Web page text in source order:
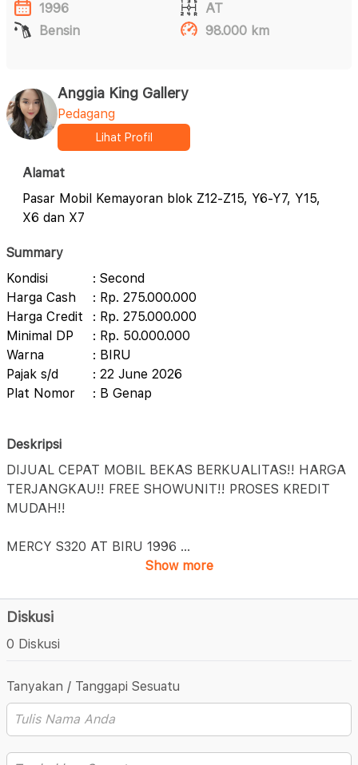
1996
AT
Bensin
98.000 km
Anggia King Gallery
Pedagang
Lihat Profil
Alamat
Pasar Mobil Kemayoran blok Z12-Z15, Y6-Y7, Y15,
X6 dan X7
Summary
Kondisi
: Second
Harga Cash
: Rp. 275.000.000
Harga Credit
: Rp. 275.000.000
Minimal DP
: Rp. 50.000.000
Warna
: BIRU
Pajak s/d
: 22 June 2026
Plat Nomor
: B Genap
Deskripsi
DIJUAL CEPAT MOBIL BEKAS BERKUALITAS!! HARGA
TERJANGKAU!! FREE SHOWUNIT!! PROSES KREDIT
MUDAH!!
MERCY S320 AT BIRU 1996 ...
Show more
Diskusi
0 Diskusi
Tanyakan / Tanggapi Sesuatu